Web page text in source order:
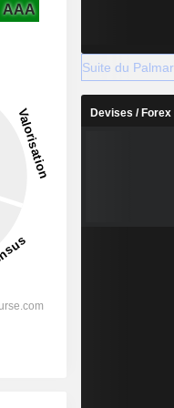
AAA
Suite du
Devises / Forex